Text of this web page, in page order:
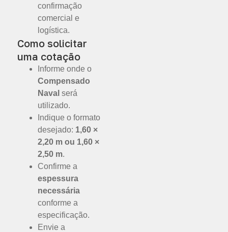
confirmação
comercial e
logística.
Como solicitar
uma cotação
Informe onde o
Compensado
Naval será
utilizado.
Indique o formato
desejado: 1,60 ×
2,20 m ou 1,60 ×
2,50 m.
Confirme a
espessura
necessária
conforme a
especificação.
Envie a